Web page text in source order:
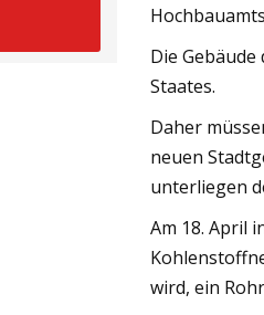
Die
Staates.
Daher
neuen
unterliegen
Am 18. April
wird, ein